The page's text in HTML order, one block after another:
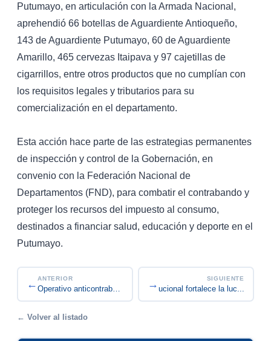
Putumayo, en articulación con la Armada Nacional,
aprehendió 66 botellas de Aguardiente Antioqueño,
143 de Aguardiente Putumayo, 60 de Aguardiente
Amarillo, 465 cervezas Itaipava y 97 cajetillas de
cigarrillos, entre otros productos que no cumplían con
los requisitos legales y tributarios para su
comercialización en el departamento.
Esta acción hace parte de las estrategias permanentes
de inspección y control de la Gobernación, en
convenio con la Federación Nacional de
Departamentos (FND), para combatir el contrabando y
proteger los recursos del impuesto al consumo,
destinados a financiar salud, educación y deporte en el
Putumayo.
← ANTERIOR
Operativo anticontrabando en Orito deja aprehens...
SIGUIENTE
Capacitación interinstitucional fortalece la luc...
→
← Volver al listado